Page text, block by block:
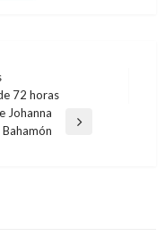
72 horas
Johanna
Bahamón
17, 2017